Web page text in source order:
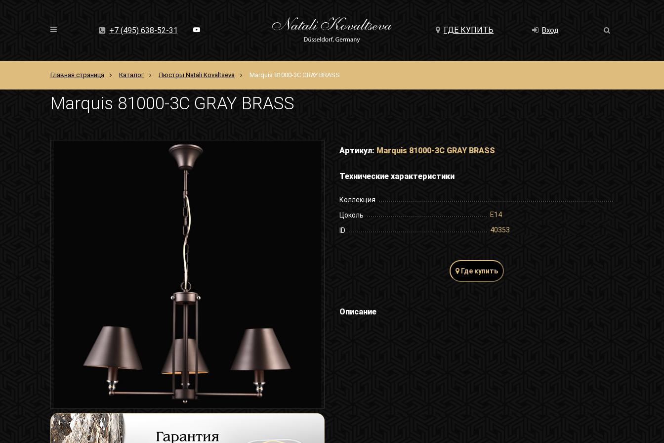
+7 (495) 638-52-31 ГДЕ КУПИТЬ Вход
Главная страница Каталог Люстры Natali Kovaltseva Marquis 81000-3C GRAY BRASS
Marquis 81000-3C GRAY BRASS
Артикул: Marquis 81000-3C GRAY BRASS
Технические характеристики
Коллекция
Цоколь
E14
ID 40353
Где купить
Описание